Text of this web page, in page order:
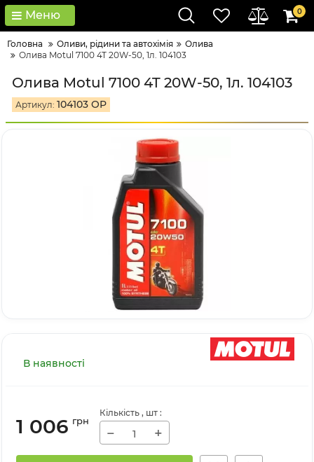
Меню 0
Головна Оливи, рідини та автохімія
Олива
Олива Motul 7100 4T 20W-50, 1л. 104103
Олива Motul 7100 4T 20W-50, 1л. 104103
Артикул: 104103 OP
В наявності
1 006 грн
Кількість , шт :
− +